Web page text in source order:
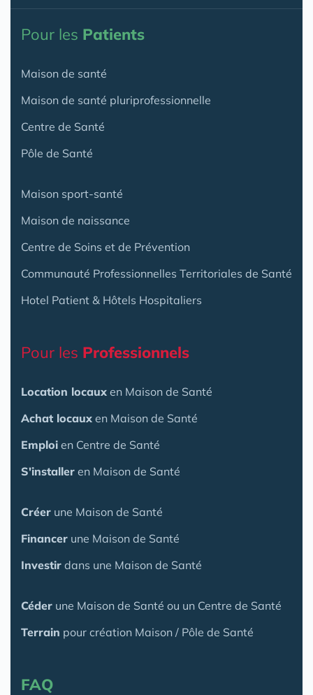
Pour les Patients
Maison de santé
Maison de santé pluriprofessionnelle
Centre de Santé
Pôle de Santé
Maison sport-santé
Maison de naissance
Centre de Soins et de Prévention
Communauté Professionnelles Territoriales de Santé
Hotel Patient & Hôtels Hospitaliers
Pour les Professionnels
Location locaux en Maison de Santé
Achat locaux en Maison de Santé
Emploi en Centre de Santé
S'installer en Maison de Santé
Créer une Maison de Santé
Financer une Maison de Santé
Investir dans une Maison de Santé
Céder une Maison de Santé ou un Centre de Santé
Terrain pour création Maison / Pôle de Santé
FAQ